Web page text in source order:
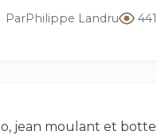
ParPhilippe Landru
jean moulant et